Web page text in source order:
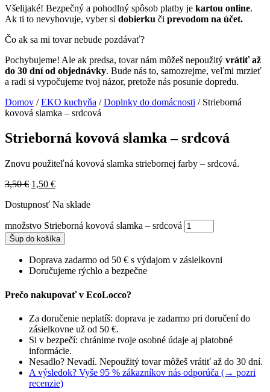
Všelijaké! Bezpečný a pohodlný spôsob platby je kartou online.
Ak ti to nevyhovuje, vyber si dobierku či prevodom na účet.
Čo ak sa mi tovar nebude pozdávať?
Pochybujeme! Ale ak predsa, tovar nám môžeš nepoužitý vrátiť až
do 30 dní od objednávky. Bude nás to, samozrejme, veľmi mrzieť
a radi si vypočujeme tvoj názor, pretože nás posunie dopredu.
Domov /EKO kuchyňa /Doplnky do domácnosti / Strieborná
kovová slamka – srdcová
Strieborná kovová slamka – srdcová
Znovu použiteľná kovová slamka striebornej farby – srdcová.
3,50€ 1,50 €
Dostupnosť Na sklade
množstvo Strieborná kovová slamka – srdcová
Šup do košíka
Doprava zadarmo od 50 € s výdajom v zásielkovni
Doručujeme rýchlo a bezpečne
Prečo nakupovať v EcoLocco?
Za doručenie neplatíš: doprava je zadarmo pri doručení do
zásielkovne už od 50 €.
Si v bezpečí: chránime tvoje osobné údaje aj platobné
informácie.
Nesadlo? Nevadí. Nepoužitý tovar môžeš vrátiť až do 30 dní.
A výsledok? Vyše 95 % zákazníkov nás odporúča (→ pozri
recenzie)